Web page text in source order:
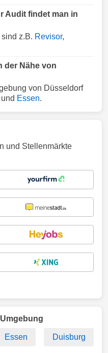
Audit findet man in
z.B. Revisor,
der Nähe von
von Düsseldorf
und Essen.
und Stellenmärkte
Essen Duisburg